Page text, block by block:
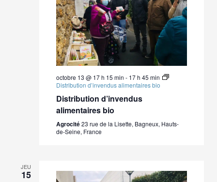
octobre 13 @ 17 h 15 min - 17 h 45 min
Distribution d’invendus alimentaires bio
Distribution d’invendus
alimentaires bio
Agrocité23 rue de la Lisette, Bagneux, Hauts-
de-Seine, France
JEU
15